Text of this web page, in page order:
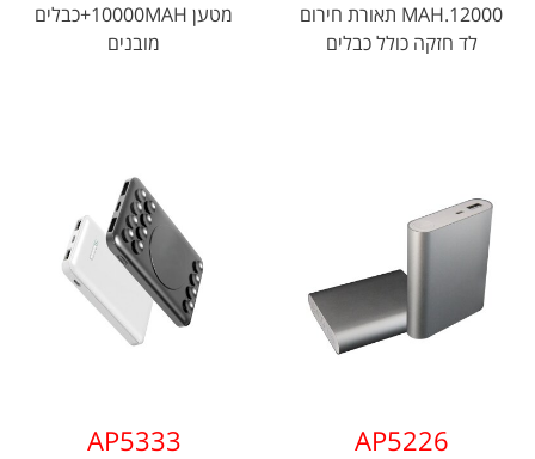
MAH.12000 תאורת חירום
לד חזקה כולל כבלים
מטען 10000MAH+כבלים
מובנים
AP5226
AP5333